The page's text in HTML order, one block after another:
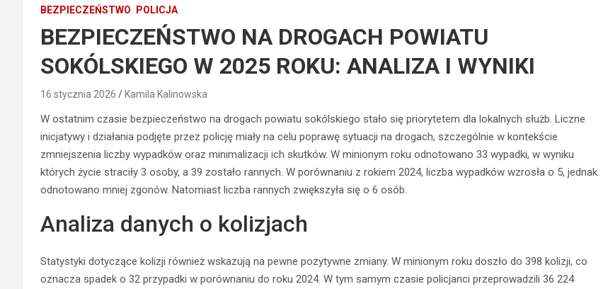
BEZPIECZEŃSTWO POLICJA
BEZPIECZEŃSTWO NA DROGACH POWIATU
SOKÓLSKIEGO W 2025 ROKU: ANALIZA I WYNIKI
16 stycznia 2026 Kamila Kalinowska
W ostatnim czasie bezpieczeństwo na drogach powiatu sokólskiego stało się priorytetem dla lokalnych służb. Liczne
inicjatywy i działania podjęte przez policję miały na celu poprawę sytuacji na drogach, szczególnie w kontekście
zmniejszenia liczby wypadków oraz minimalizacji ich skutków. W minionym roku odnotowano 33 wypadki, w wyniku
których życie straciły 3 osoby, a 39 zostało rannych. W porównaniu z rokiem 2024, liczba wypadków wzrosła o 5, jednak
odnotowano mniej zgonów. Natomiast liczba rannych zwiększyła się o 6 osób.
Analiza danych o kolizjach
Statystyki dotyczące kolizji również wskazują na pewne pozytywne zmiany. W minionym roku doszło do 398 kolizji, co
oznacza spadek o 32 przypadki w porównaniu do roku 2024. W tym samym czasie policjanci przeprowadzili 36 224